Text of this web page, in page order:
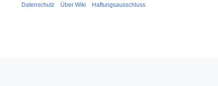
Datenschutz Über Wiki Haftungsausschluss